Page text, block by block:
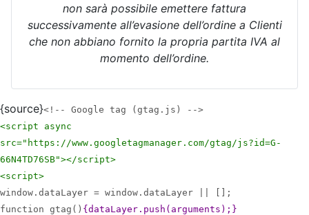
non sarà possibile emettere fattura
successivamente all’evasione dell’ordine a Clienti
che non abbiano fornito la propria partita IVA al
momento dell’ordine.
{source}<!-- Google tag (gtag.js) -->
<script async
src="https://www.googletagmanager.com/gtag/js?id=G-
66N4TD76SB"></script>
<script>
window.dataLayer = window.dataLayer || [];
function gtag() {dataLayer.push(arguments);}